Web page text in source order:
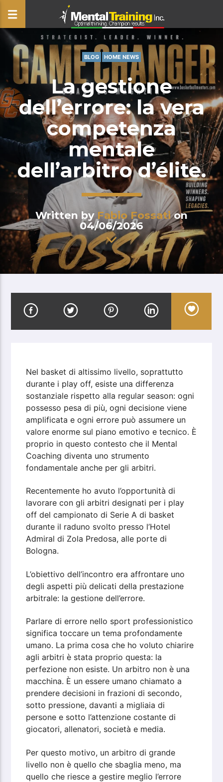
CLOSE
BLOG HOME NEWS
La gestione
dell’errore: la vera
competenza
mentale
dell’arbitro d’élite.
Written by Fabio Fossation
04/06/2026
Nel basket di altissimo livello, soprattutto
durante i play off, esiste una differenza
sostanziale rispetto alla regular season: ogni
possesso pesa di più, ogni decisione viene
amplificata e ogni errore può assumere un
valore enorme sul piano emotivo e tecnico. È
proprio in questo contesto che il Mental
Coaching diventa uno strumento
fondamentale anche per gli arbitri.
Recentemente ho avuto l’opportunità di
lavorare con gli arbitri designati per i play
off del campionato di Serie A di basket
durante il raduno svolto presso l’Hotel
Admiral di Zola Predosa, alle porte di
Bologna.
L’obiettivo dell’incontro era affrontare uno
degli aspetti più delicati della prestazione
arbitrale: la gestione dell’errore.
Parlare di errore nello sport professionistico
significa toccare un tema profondamente
umano. La prima cosa che ho voluto chiarire
agli arbitri è stata proprio questa: la
perfezione non esiste. Un arbitro non è una
macchina. È un essere umano chiamato a
prendere decisioni in frazioni di secondo,
sotto pressione, davanti a migliaia di
persone e sotto l’attenzione costante di
giocatori, allenatori, società e media.
Per questo motivo, un arbitro di grande
livello non è quello che sbaglia meno, ma
quello che riesce a gestire meglio l’errore